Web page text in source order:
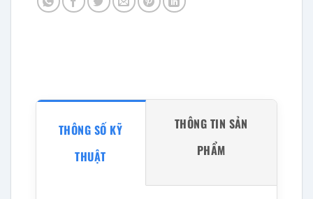
THÔNG SỐ KỸ
THUẬT
THÔNG TIN SẢN
PHẨM